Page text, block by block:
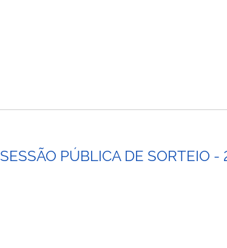
SESSÃO PÚBLICA DE